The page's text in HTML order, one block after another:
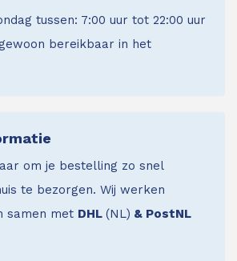
tussen: 7:00 uur tot 22:00 uur
bereikbaar in het
om je bestelling zo snel
te bezorgen. Wij werken
samen met DHL (NL) & PostNL